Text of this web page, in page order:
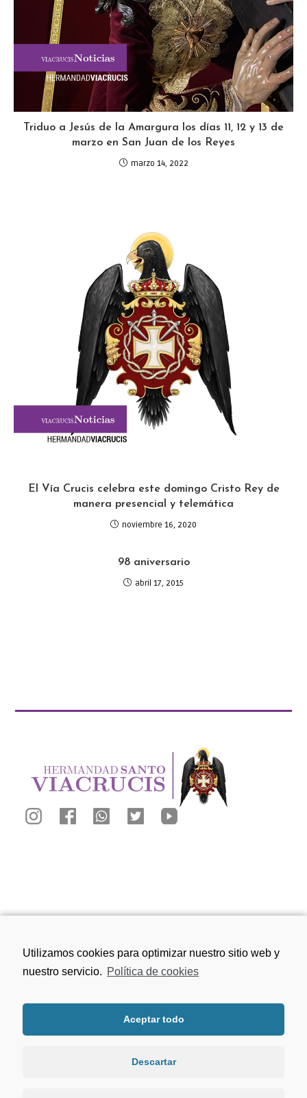
Utilizamos cookies para optimizar nuestro sitio web y
nuestro servicio. Política de cookies
Aceptar todo
Descartar
Triduo a Jesús de la Amargura los días 11, 12 y 13 de
marzo en San Juan de los Reyes
marzo 14, 2022
El Vía Crucis celebra este domingo Cristo Rey de
manera presencial y telemática
noviembre 16, 2020
98 aniversario
abril 17, 2015
Granada
viacrucisdegranada@gmail.com